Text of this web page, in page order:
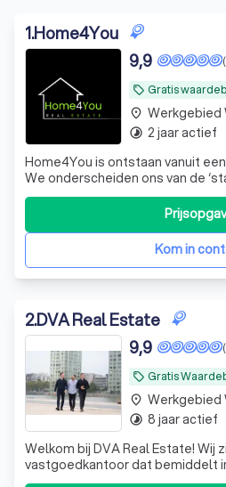
1.Home4You
local_offer Gratis
9,9
Home4You is ontstaan vanuit
We onderscheiden ons van de
omdat bij ons, niets te veel
Kom in
place Werkgebied
timelapse 2 jaar actief
2.DVA Real Estate
local_offer Gratis
9,9
Welkom bij DVA Real Estate! Wij
vastgoedkantoor dat bemiddelt
van uw woning. Met ons
place Werkgebied
timelapse 8 jaar actief